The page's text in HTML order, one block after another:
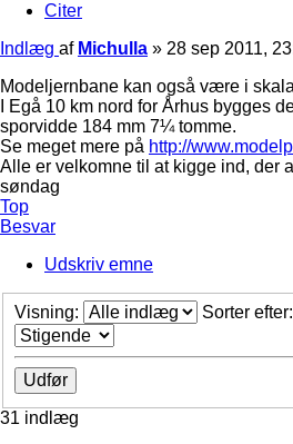
Citer
Indlæg af Michulla » 28 sep 2011,
Modeljernbane kan også være i
I Egå 10 km nord for Århus bygges
sporvidde 184 mm 7¼ tomme.
Se meget mere på http://
Alle er velkomne til at kigge ind, der
søndag
Top
Besvar
Udskriv emne
Visning: Sorter efter:
31 indlæg